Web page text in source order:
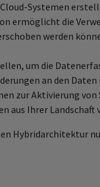
Systemen
die
werden
um die
an den
zur Aktivierung
aus Ihrer Landschaft
Hybridarchitektur